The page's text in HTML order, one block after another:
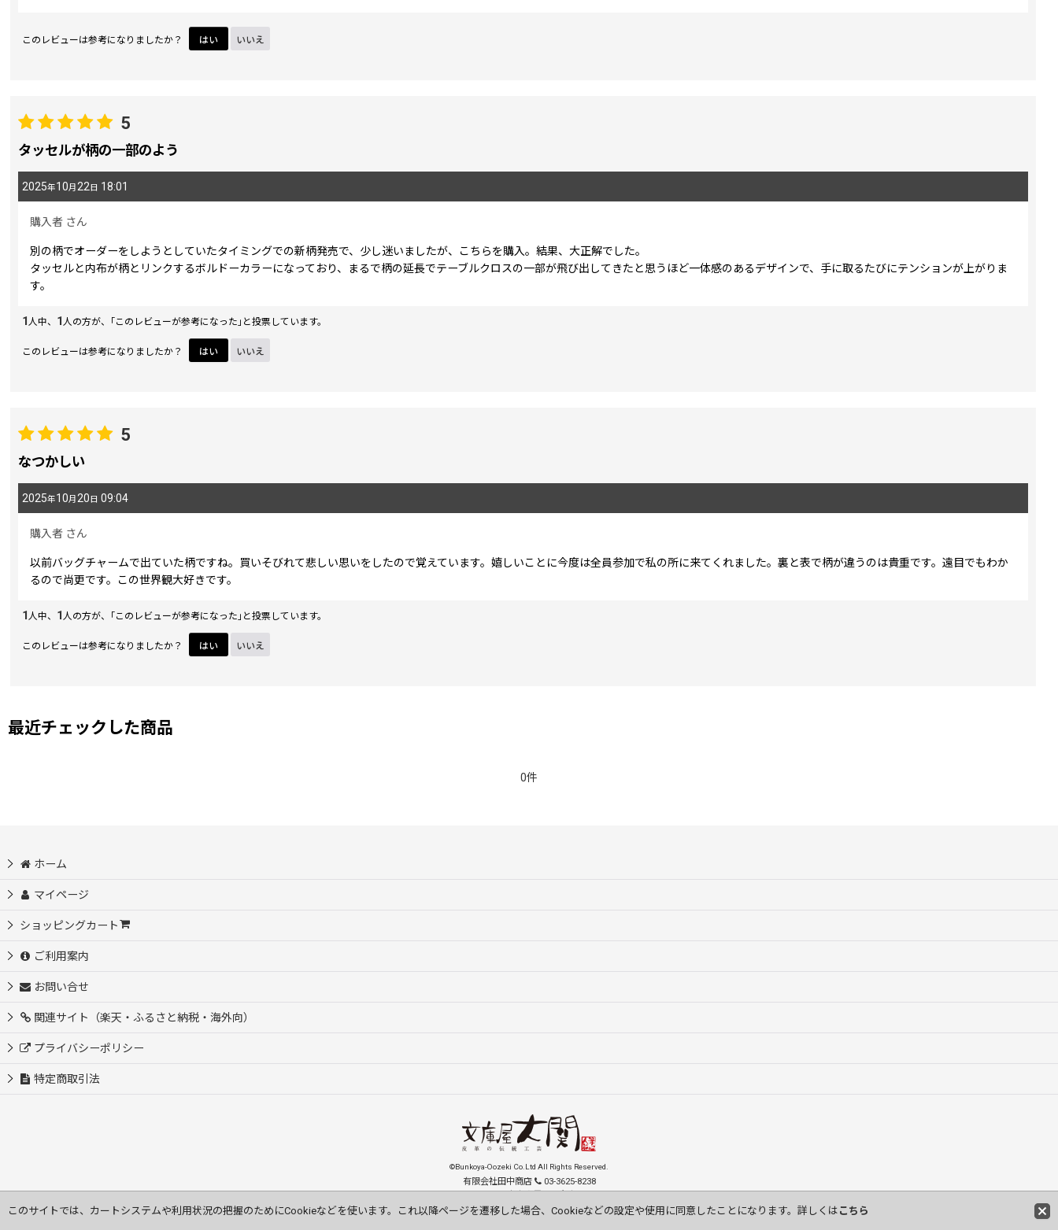
このレビューは参考になりましたか？ はい いいえ
5
タッセルが柄の一部のよう
2025年10月 22 日 18:01
購入者 さん
別の柄でオーダーをしようとしていたタイミングでの新柄発売で、少し迷いましたが、こちらを購入。結果、大正解でした。
タッセルと内布が柄とリンクするボルドーカラーになっており、まるで柄の延長でテーブルクロスの一部が飛び出してきたと思うほど一体感のあるデザインで、手に取るたびにテンションが上がりま
す。
1人中、 1人の方が、｢このレビューが参考になった｣と投票しています。
このレビューは参考になりましたか？ はい いいえ
5
なつかしい
2025年10月 20 日 09:04
購入者 さん
以前バッグチャームで出ていた柄ですね。買いそびれて悲しい思いをしたので覚えています。嬉しいことに今度は全員参加で私の所に来てくれました。裏と表で柄が違うのは貴重です。遠目でもわか
るので尚更です。この世界観大好きです。
1人中、 1人の方が、｢このレビューが参考になった｣と投票しています。
このレビューは参考になりましたか？ はい いいえ
最近チェックした商品
0件
ホーム
マイページ
ショッピングカート
ご利用案内
お問い合せ
関連サイト（楽天・ふるさと納税・海外向）
プライバシーポリシー
特定商取引法
©Bunkoya-Oozeki Co.Ltd All Rights Reserved.
有限会社田中商店
03-3625-8238
order@oozeki-shop.com
このサイトでは、カートシステムや利用状況の把握のためにCookieなどを使います。これ以降ページを遷移した場合、Cookieなどの設定や使用に同意したことになります。詳しくは こちら